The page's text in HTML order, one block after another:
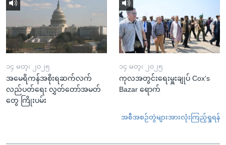
၁၄ မတ္၊ ၂၀၂၅
အမေရိကန်အစိုးရဆက်လက်
လည်ပတ်ရေး လွှတ်တော်အမတ်
တွေ ကြိုးပမ်း
၁၄ မတ္၊ ၂၀၂၅
ကုလအတွင်းရေးမှူးချုပ် Cox's
Bazar ရောက်
အစီအစဉ်တွဲများအားလုံးကြည့်ရှုရန်